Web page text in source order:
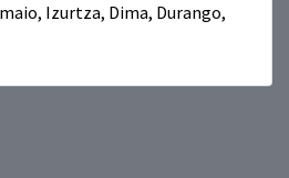
Izurtza, Dima, Durango,